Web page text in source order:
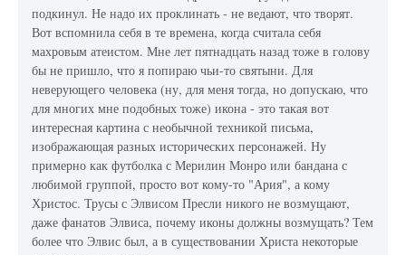
подкинул. Не надо их проклинать - не ведают, что творят.
Вот вспомнила себя в те времена, когда считала себя
махровым атеистом. Мне лет пятнадцать назад тоже в голову
бы не пришло, что я попираю чьи-то святыни. Для
неверующего человека (ну, для меня тогда, но допускаю, что
для многих мне подобных тоже) икона - это такая вот
интересная картина с необычной техникой письма,
изображающая разных исторических персонажей. Ну
примерно как футболка с Мерилин Монро или бандана с
любимой группой, просто вот кому-то "Ария", а кому
Христос. Трусы с Элвисом Пресли никого не возмущают,
даже фанатов Элвиса, почему иконы должны возмущать? Тем
более что Элвис был, а в существовании Христа некоторые